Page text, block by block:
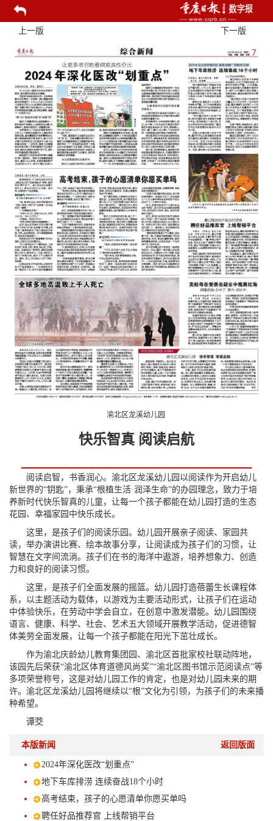
上一版 下一版
渝北区龙溪幼儿园
快乐智真 阅读启航
阅读启智，书香润心。渝北区龙溪幼儿园以阅读作为开启幼儿
新世界的“钥匙”，秉承“根植生活·润泽生命”的办园理念，致力于培
养新时代快乐智真的儿童，让每一个孩子都能在幼儿园打造的生态
花园、幸福家园中快乐成长。
这里，是孩子们的阅读乐园。幼儿园开展亲子阅读、家园共
读，举办演讲比赛、绘本故事分享，让阅读成为孩子们的习惯，让
智慧在文字间流淌。孩子们在书的海洋中遨游，培养想象力、创造
力和良好的阅读习惯。
这里，是孩子们全面发展的摇篮。幼儿园打造蓓蕾生长课程体
系，以主题活动为载体，以游戏为主要活动形式，让孩子们在运动
中体验快乐，在劳动中学会自立，在创意中激发潜能。幼儿园围绕
语言、健康、科学、社会、艺术五大领域开展教学活动，促进德智
体美劳全面发展，让每一个孩子都能在阳光下茁壮成长。
作为渝北庆龄幼儿教育集团园、渝北区首批家校社联动阵地，
该园先后荣获“渝北区体育道德风尚奖”“渝北区图书馆示范阅读点”等
多项荣誉称号，这是对幼儿园工作的肯定，也是对幼儿园未来的期
许。渝北区龙溪幼儿园将继续以“根”文化为引领，为孩子们的未来播
种希望。
谭茭
本版新闻 返回版面
2024年深化医改“划重点”
地下车库排涝 连续奋战18个小时
高考结束，孩子的心愿清单你愿买单吗
聘任好品推荐官 上线帮销平台